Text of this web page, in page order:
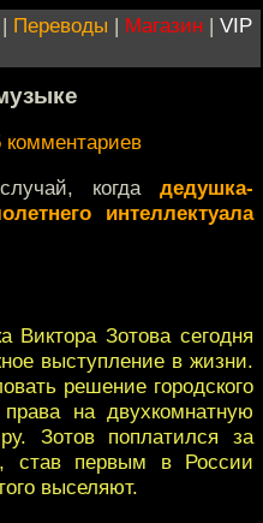
| Переводы | Магазин | VIP
комментариев
когда дедушка-
интеллектуала
Виктора Зотова сегодня
выступление в жизни.
решение городского
на двухкомнатную
Зотов поплатился за
став первым в России
выселяют.